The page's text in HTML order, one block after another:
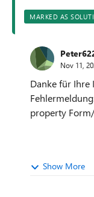
MARKED AS
Nov 11,
Danke für Ihre
property
Show More